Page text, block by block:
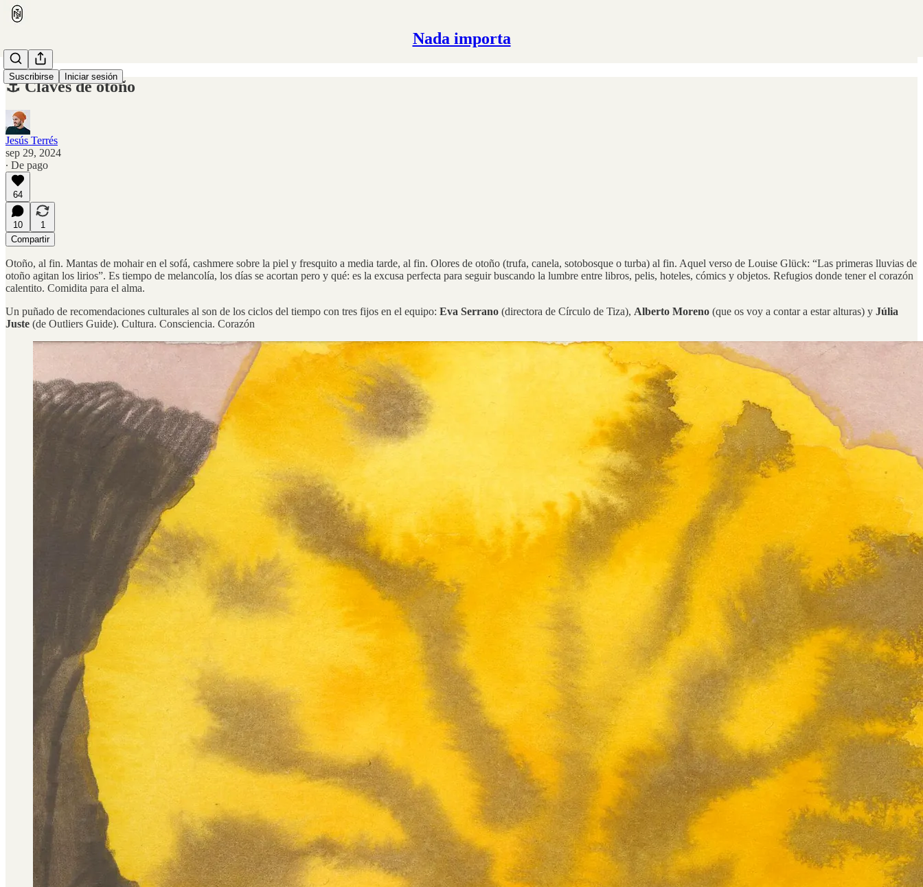
Nada importa
Suscribirse Iniciar sesión
⚓️ Claves de otoño
Jesús Terrés
sep 29, 2024
∙ De pago
64
10
1
Compartir
Otoño, al fin. Mantas de mohair en el sofá, cashmere sobre la piel y fresquito a media tarde, al fin. Olores de otoño (trufa, canela, sotobosque o turba) al fin. Aquel verso de Louise Glück: “Las primeras lluvias de
otoño agitan los lirios”. Es tiempo de melancolía, los días se acortan pero y qué: es la excusa perfecta para seguir buscando la lumbre entre libros, pelis, hoteles, cómics y objetos. Refugios donde tener el corazón
calentito. Comidita para el alma.
Un puñado de recomendaciones culturales al son de los ciclos del tiempo con tres fijos en el equipo: Eva Serrano (directora de Círculo de Tiza), Alberto Moreno (que os voy a contar a estar alturas) y Júlia
Juste (de Outliers Guide). Cultura. Consciencia. Corazón